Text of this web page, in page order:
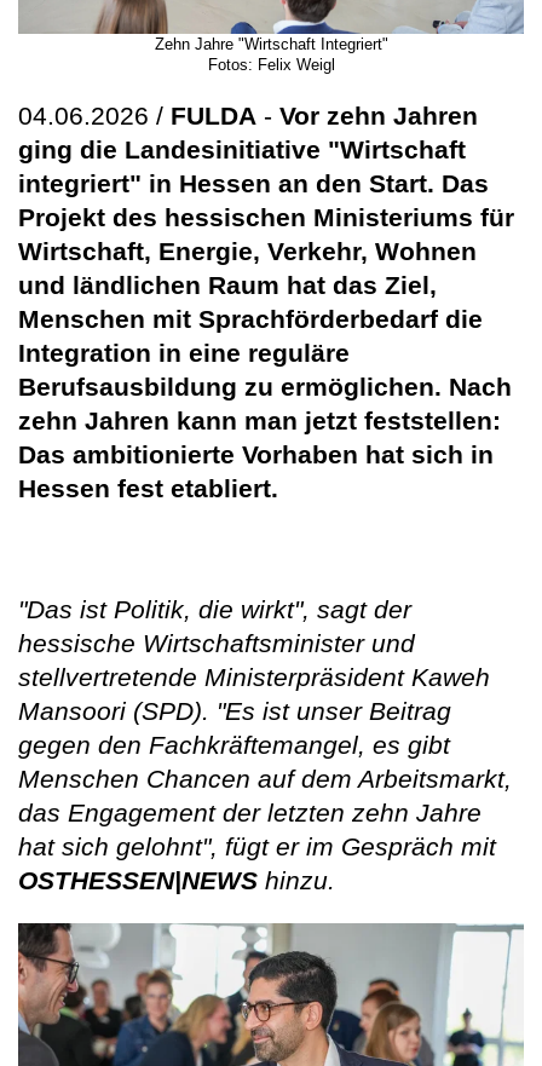
Zehn Jahre "Wirtschaft Integriert"
Fotos: Felix Weigl
04.06.2026 / FULDA - Vor zehn Jahren
ging die Landesinitiative "Wirtschaft
integriert" in Hessen an den Start. Das
Projekt des hessischen Ministeriums für
Wirtschaft, Energie, Verkehr, Wohnen
und ländlichen Raum hat das Ziel,
Menschen mit Sprachförderbedarf die
Integration in eine reguläre
Berufsausbildung zu ermöglichen. Nach
zehn Jahren kann man jetzt feststellen:
Das ambitionierte Vorhaben hat sich in
Hessen fest etabliert.
"Das ist Politik, die wirkt", sagt der
hessische Wirtschaftsminister und
stellvertretende Ministerpräsident Kaweh
Mansoori (SPD). "Es ist unser Beitrag
gegen den Fachkräftemangel, es gibt
Menschen Chancen auf dem Arbeitsmarkt,
das Engagement der letzten zehn Jahre
hat sich gelohnt", fügt er im Gespräch mit
OSTHESSEN|NEWS hinzu.